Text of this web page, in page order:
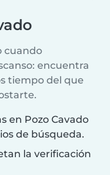
cuando
encuentra
tiempo del que
en Pozo Cavado
de búsqueda.
la verificación